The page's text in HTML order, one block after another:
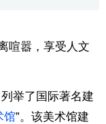
喧嚣，享受人文
举了国际著名建
馆”。该美术馆建